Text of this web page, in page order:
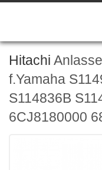
Hitachi
f.Yamaha
S114836B
6CJ8180000